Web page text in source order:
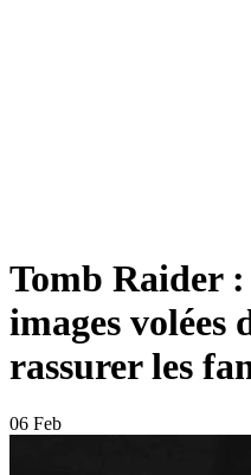
Tomb Raider :
images volées
rassurer les
06 Feb